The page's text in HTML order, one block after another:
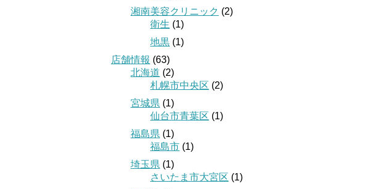
湘南美容クリニック (2)
衛生 (1)
地黒 (1)
店舗情報 (63)
北海道 (2)
札幌市中央区 (2)
宮城県 (1)
仙台市青葉区 (1)
福島県 (1)
福島市 (1)
埼玉県 (1)
さいたま市大宮区 (1)